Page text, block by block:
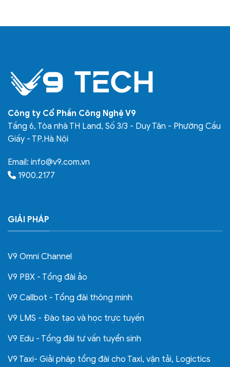
Công ty Cổ Phần Công Nghệ V9
Tầng 6, Tòa nhà TH Land, Số 3/3 - Duy Tân - Phường Cầu
Giấy - TP.Hà Nội
Email: info@v9.com.vn
1900.2177
GIẢI PHÁP
V9 Omni Channel
V9 PBX - Tổng đài ảo
V9 Callbot - Tổng đài thông minh
V9 LMS - Đào tạo và học trực tuyến
V9 Edu - Tổng đài tư vấn tuyển sinh
V9 Taxi- Giải pháp tổng đài cho Taxi, vận tải, Logictics